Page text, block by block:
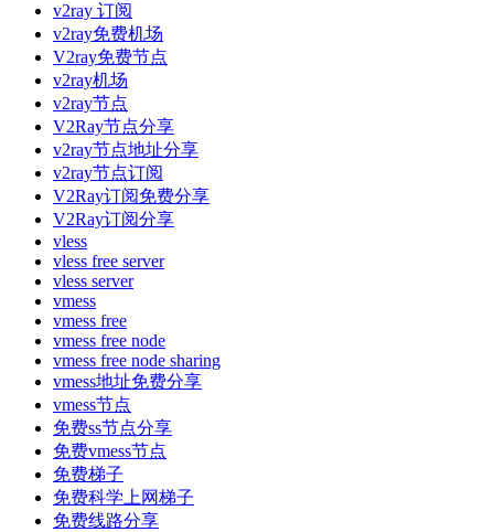
v2ray 订阅
v2ray免费机场
V2ray免费节点
v2ray机场
v2ray节点
V2Ray节点分享
v2ray节点地址分享
v2ray节点订阅
V2Ray订阅免费分享
V2Ray订阅分享
vless
vless free server
vless server
vmess
vmess free
vmess free node
vmess free node sharing
vmess地址免费分享
vmess节点
免费ss节点分享
免费vmess节点
免费梯子
免费科学上网梯子
免费线路分享